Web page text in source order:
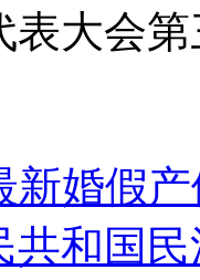
表大会
新婚假
共和国